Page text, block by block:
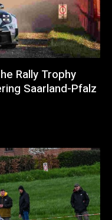
Rally Trophy
Saarland-Pfalz